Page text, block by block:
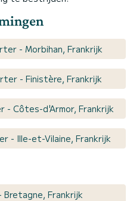
- Morbihan, Frankrijk
- Finistère, Frankrijk
- Côtes-d'Armor, Frankrijk
- Ille-et-Vilaine, Frankrijk
Bretagne, Frankrijk